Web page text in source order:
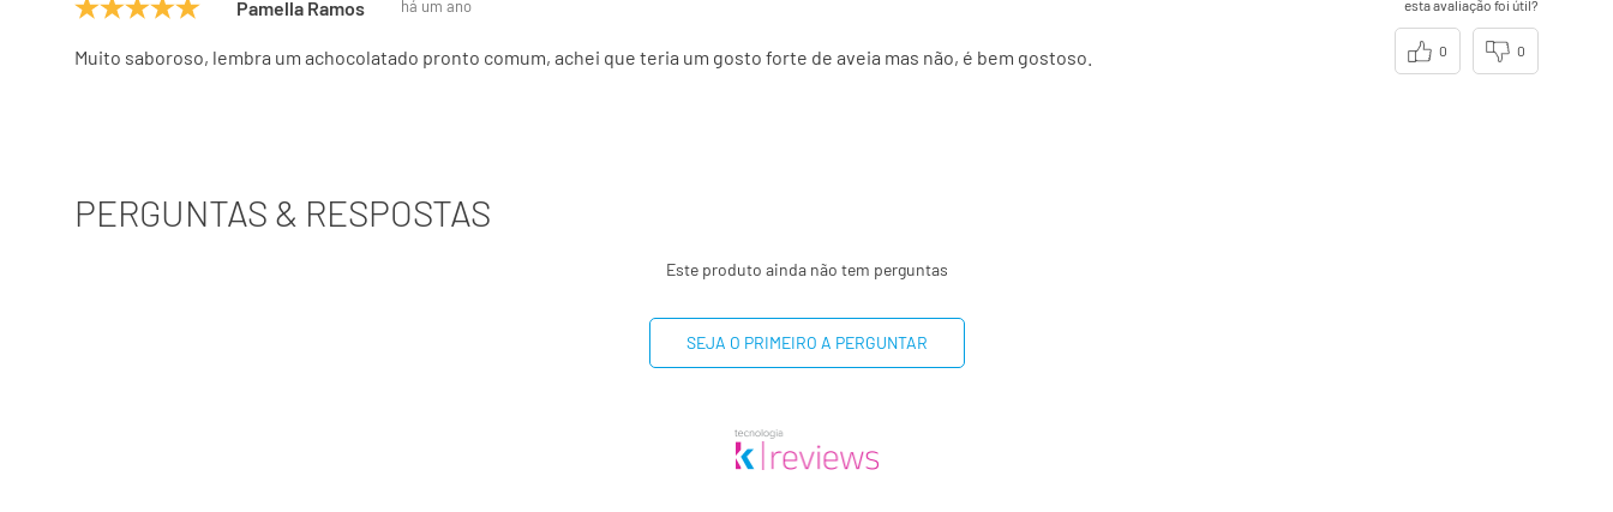
Pamella Ramos há um ano
Muito saboroso, lembra um achocolatado pronto comum, achei que teria um gosto forte de aveia mas não, é bem gostoso.
esta avaliação foi útil?
0 0
PERGUNTAS & RESPOSTAS
Este produto ainda não tem perguntas
SEJA O PRIMEIRO A PERGUNTAR